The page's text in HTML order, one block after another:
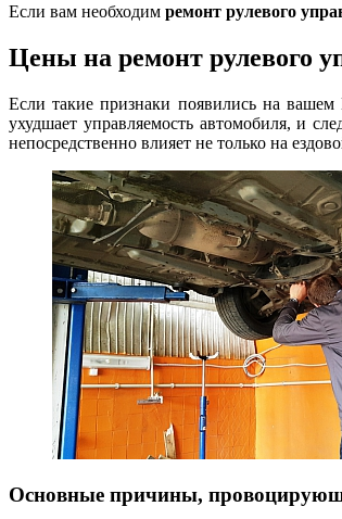
Если вам необходим ремонт рулевого
Цены на ремонт рулевого
Если такие признаки появились на вашем
ухудшает управляемость автомобиля, и
непосредственно влияет не только на
Основные причины,